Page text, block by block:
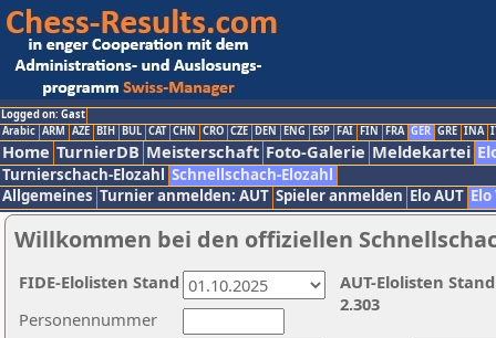
Logged on: Gast
Arabic ARM AZE BIH BUL CAT CHN CRO CZE DEN ENG ESP FAI FIN FRA GER GRE INA
Home TurnierDB Meisterschaft Foto-Galerie Meldekartei
Turnierschach-Elozahl Schnellschach-Elozahl
Allgemeines Turnier anmelden: AUT Spieler anmelden Elo AUT
Willkommen bei den offiziellen
Personennummer
AUT-Elolisten
2.303
FIDE-Elolisten Stand